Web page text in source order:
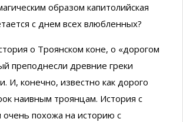
образом капитолийская
с днем всех влюбленных?
о Троянском коне, о «дорогом
преподнесли древние греки
И, конечно, известно как дорого
наивным троянцам. История с
очень похожа на историю с